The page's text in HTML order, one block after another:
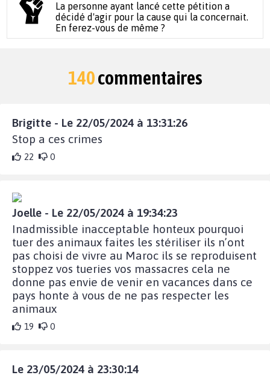
La personne ayant lancé cette pétition a
décidé d'agir pour la cause qui la concernait.
En ferez-vous de même ?
140commentaires
Brigitte - Le 22/05/2024 à 13:31:26
Stop a ces crimes
22 0
Joelle - Le 22/05/2024 à 19:34:23
Inadmissible inacceptable honteux pourquoi
tuer des animaux faites les stériliser ils n’ont
pas choisi de vivre au Maroc ils se reproduisent
stoppez vos tueries vos massacres cela ne
donne pas envie de venir en vacances dans ce
pays honte à vous de ne pas respecter les
animaux
19 0
Le 23/05/2024 à 23:30:14